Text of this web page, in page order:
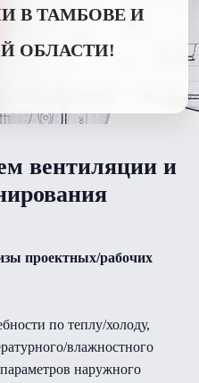
В ТАМБОВЕ И
ОБЛАСТИ!
вентиляции и
проектных/рабочих
по теплу/холоду,
влажностного
наружного